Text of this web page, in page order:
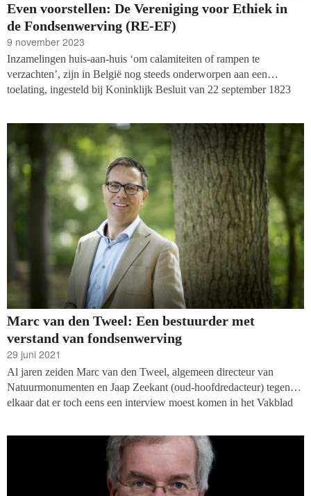
Even voorstellen: De Vereniging voor Ethiek in
de Fondsenwerving (RE-EF)
9 november 2023
Inzamelingen huis-aan-huis ‘om calamiteiten of rampen te
verzachten’, zijn in België nog steeds onderworpen aan een
toelating, ingesteld bij Koninklijk Besluit van 22 september 1823
verschillend van haar noorderburen. In dat Belgische speelveld
bezet de Vereniging voor Ethiek in de Fondsenwerving een
bescheiden maar centrale plaats. Voorzitter Erik Todts stelt de
vereniging voor.
Marc van den Tweel: Een bestuurder met
verstand van fondsenwerving
29 juni 2021
Al jaren zeiden Marc van den Tweel, algemeen directeur van
Natuurmonumenten en Jaap Zeekant (oud-hoofdredacteur) tegen
elkaar dat er toch eens een interview moest komen in het Vakblad
gesprek. Rondom de eerste sterfdag van Jaap spreekt gastauteur
Petra Hoogerwerf met Van den Tweel. Het is twee dagen voor hij
de deur dicht doet bij Natuurmonumenten.